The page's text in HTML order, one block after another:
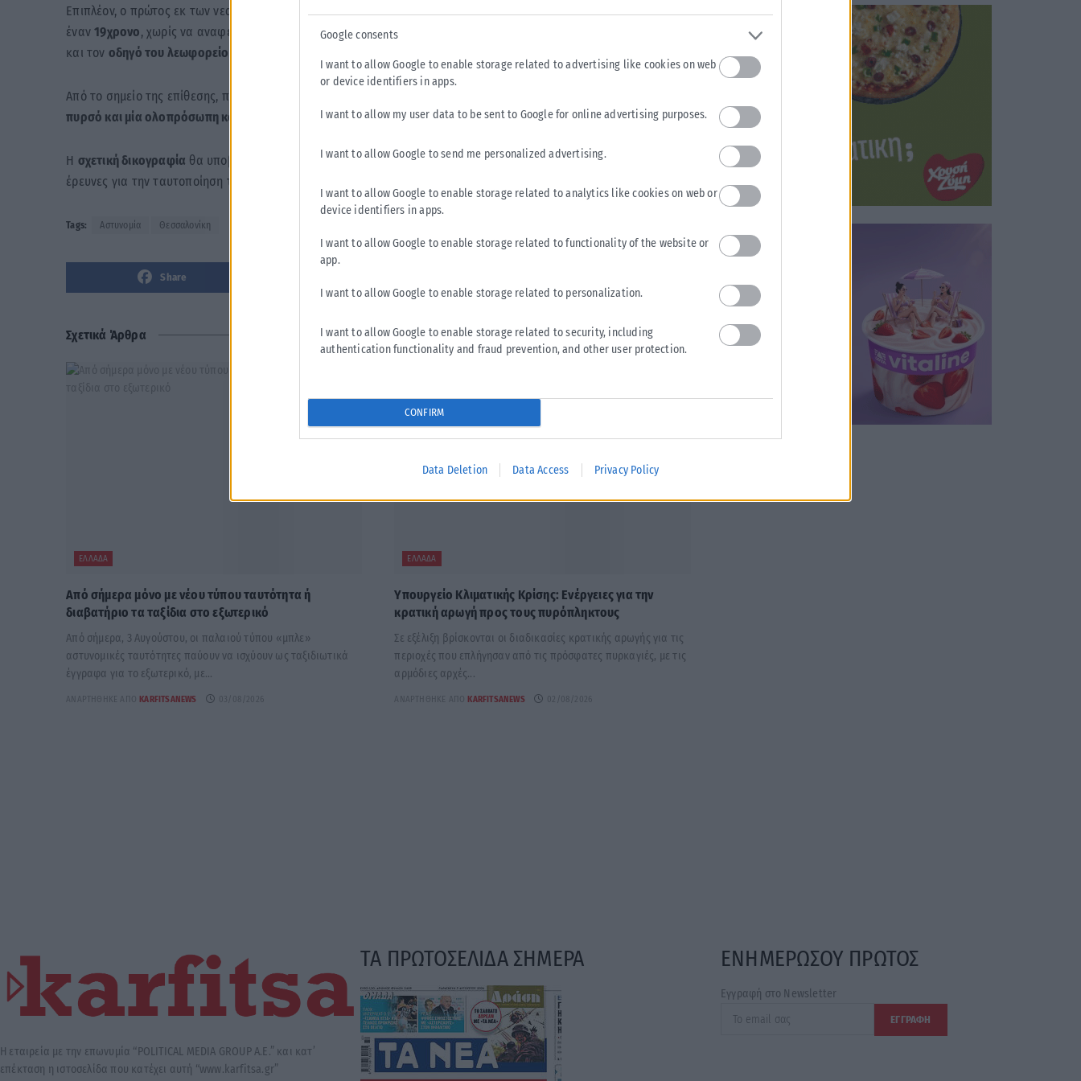
Google consents
I want to allow Google to enable storage related to advertising like cookies on web
or device identifiers in apps.
I want to allow my user data to be sent to Google for online advertising purposes.
I want to allow Google to send me personalized advertising.
I want to allow Google to enable storage related to analytics like cookies on web or
device identifiers in apps.
I want to allow Google to enable storage related to functionality of the website or
app.
I want to allow Google to enable storage related to personalization.
I want to allow Google to enable storage related to security, including
authentication functionality and fraud prevention, and other user protection.
CONFIRM
Data Deletion Data Access Privacy Policy
Επιπλέον, ο πρώτος εκ των νεαρών πέταξε ενεργοποιημένη πυροτεχνική κατασκευή(ναυτικό πυρσό) προς τον
έναν19χρονο, χωρίς να αναφερθεί κάποιος τραυματισμός, ενώ άτομα που συμμετείχαν στην επίθεση απείλησαν
και τον οδηγό του λεωφορείου
Από το σημείο της επίθεσης, προστρέξαντες αστυνομικοί του
πυρσό και μία ολοπρόσωπη κουκούλα τύπου full face.
Η σχετική δικογραφία θα υποβληθεί στον Εισαγγελέα Πλημμελειοδικών Θεσσαλονίκης, ενώ συνεχίζονται οι
έρευνες για την ταυτοποίηση των στοιχείων και των υπολοίπων εμπλεκομένων στην υπόθεση.
Tags: Αστυνομία Θεσσαλονίκη
Share
Σχετικά Άρθρα
ΕΛΛΆΔΑ
Από σήμερα μόνο με νέου τύπου ταυτότητα ή
διαβατήριο τα ταξίδια στο εξωτερικό
Από σήμερα, 3 Αυγούστου, οι παλαιού τύπου «μπλε»
αστυνομικές ταυτότητες παύουν να ισχύουν ως ταξιδιωτικά
έγγραφα για το εξωτερικό, με...
ΑΝΑΡΤΉΘΗΚΕ ΑΠΌ KARFITSANEWS 03/08/2026
ΕΛΛΆΔΑ
Υπουργείο Κλιματικής Κρίσης: Ενέργειες για την
κρατική αρωγή προς τους πυρόπληκτους
Σε εξέλιξη βρίσκονται οι διαδικασίες κρατικής αρωγής για τις
περιοχές που επλήγησαν από τις πρόσφατες πυρκαγιές, με τις
αρμόδιες αρχές...
ΑΝΑΡΤΉΘΗΚΕ ΑΠΌ KARFITSANEWS 02/08/2026
Η εταιρεία με την επωνυμία “POLITICAL MEDIA GROUP A.E.” και κατ’
επέκταση η ιστοσελίδα που κατέχει αυτή “www.karfitsa.gr”
ΤΑ ΠΡΩΤΟΣΕΛΙΔΑ ΣΗΜΕΡΑ ΕΝΗΜΕΡΩΣΟΥ ΠΡΩΤΟΣ
Εγγραφή στο Newsletter